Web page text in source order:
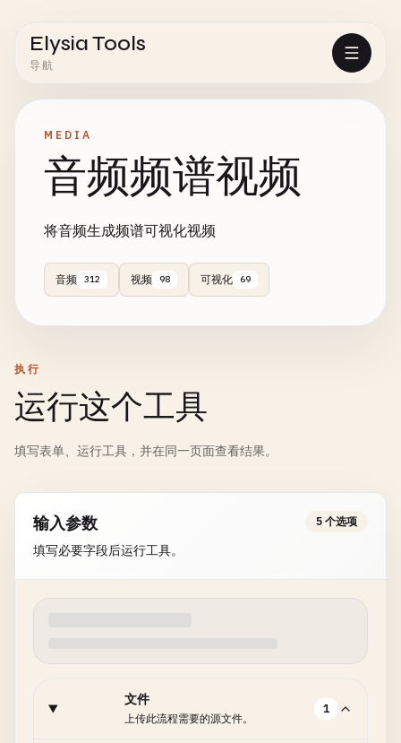
Elysia Tools
导航
MEDIA
音频频谱视频
将音频生成频谱可视化视频
音频 312 视频 98 可视化 69
执行
运行这个工具
填写表单、运行工具，并在同一页面查看结果。
输入参数
填写必要字段后运行工具。
5 个选项
文件
上传此流程需要的源文件。
1